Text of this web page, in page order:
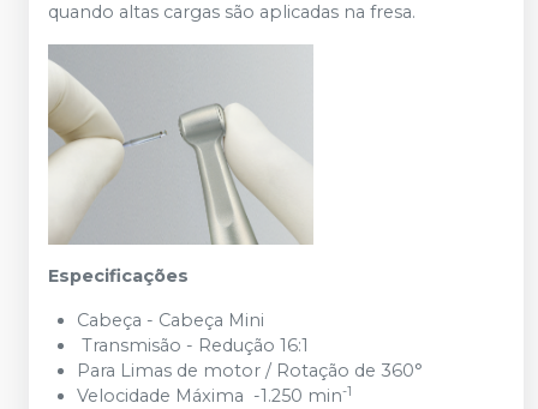
quando altas cargas são aplicadas na fresa.
Especificações
Cabeça - Cabeça Mini
Transmisão - Redução 16:1
Para Limas de motor / Rotação de 360°
Velocidade Máxima -1.250 min-1